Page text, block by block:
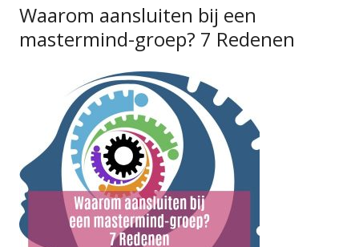
Waarom aansluiten bij een
mastermind-groep? 7 Redenen